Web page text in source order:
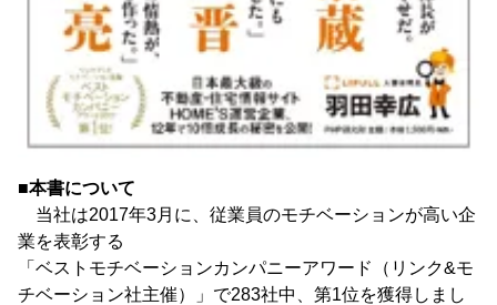
■本書について
当社は2017年3月に、従業員のモチベーションが高い企
業を表彰する
「ベストモチベーションカンパニーアワード（リンク&モ
チベーション社主催）」で283社中、第1位を獲得しまし